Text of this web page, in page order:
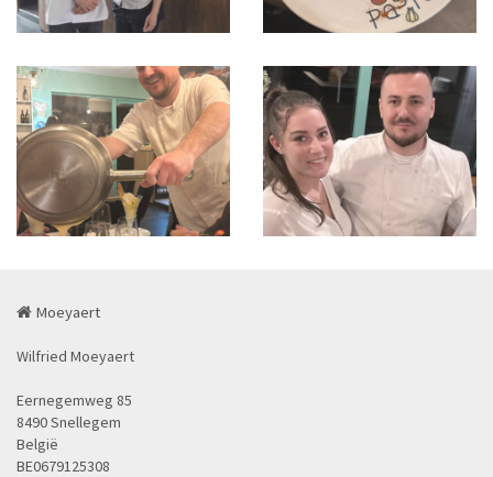
Moeyaert
Wilfried Moeyaert
Eernegemweg 85
8490 Snellegem
België
BE0679125308